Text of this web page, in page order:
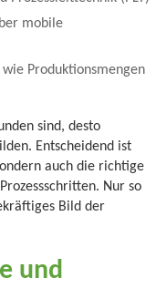
mobile
Produktionsmengen
sind, desto
Entscheidend ist
auch die richtige
Nur so
Bild der
und